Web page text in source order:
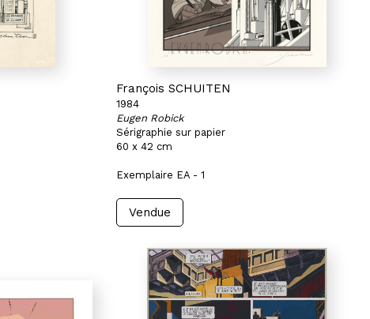
François SCHUITEN
1984
Eugen Robick
Sérigraphie sur papier
60 x 42 cm
Exemplaire EA - 1
Vendue